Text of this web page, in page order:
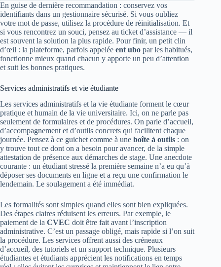
En guise de dernière recommandation : conservez vos
identifiants dans un gestionnaire sécurisé. Si vous oubliez
votre mot de passe, utilisez la procédure de réinitialisation. Et
si vous rencontrez un souci, pensez au ticket d’assistance — il
est souvent la solution la plus rapide. Pour finir, un petit clin
d’œil : la plateforme, parfois appelée ent ubo par les habitués,
fonctionne mieux quand chacun y apporte un peu d’attention
et suit les bonnes pratiques.
Services administratifs et vie étudiante
Les services administratifs et la vie étudiante forment le cœur
pratique et humain de la vie universitaire. Ici, on ne parle pas
seulement de formulaires et de procédures. On parle d’accueil,
d’accompagnement et d’outils concrets qui facilitent chaque
journée. Pensez à ce guichet comme à une boîte à outils : on
y trouve tout ce dont on a besoin pour avancer, de la simple
attestation de présence aux démarches de stage. Une anecdote
courante : un étudiant stressé la première semaine n’a eu qu’à
déposer ses documents en ligne et a reçu une confirmation le
lendemain. Le soulagement a été immédiat.
Les formalités sont simples quand elles sont bien expliquées.
Des étapes claires réduisent les erreurs. Par exemple, le
paiement de la CVEC doit être fait avant l’inscription
administrative. C’est un passage obligé, mais rapide si l’on suit
la procédure. Les services offrent aussi des créneaux
d’accueil, des tutoriels et un support technique. Plusieurs
étudiantes et étudiants apprécient les notifications en temps